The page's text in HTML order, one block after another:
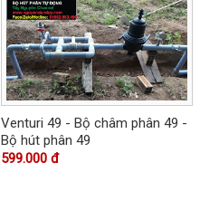
Venturi 49 - Bộ châm phân 49 -
Bộ hút phân 49
599.000 đ